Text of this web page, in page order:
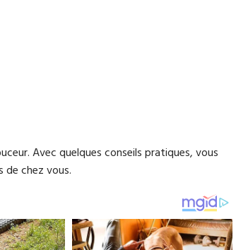
Avec quelques conseils pratiques, vous
chez vous.